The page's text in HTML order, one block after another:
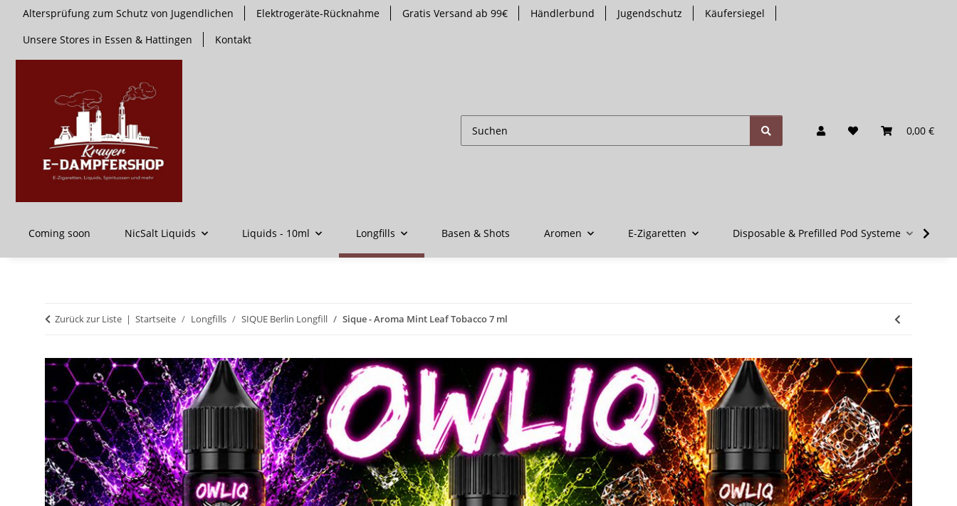
Altersprüfung zum Schutz von Jugendlichen Elektrogeräte-Rücknahme Gratis Versand ab 99€ Händlerbund Jugendschutz
Käufersiegel
Unsere Stores in Essen & Hattingen
Kontakt
0,00 €
Coming soon NicSalt Liquids Liquids - 10ml Longfills Basen & Shots Aromen E-Zigaretten Disposable & Prefilled Pod Systeme
Zurück zur Liste Startseite Longfills SIQUE Berlin Longfill Sique - Aroma Mint Leaf Tobacco 7 ml